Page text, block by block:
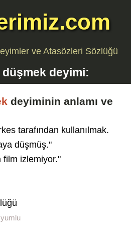
ve Atasözleri Sözlüğü
deyimi:
deyiminin anlamı ve
tarafından kullanılmak.
düşmüş."
film izlemiyor."